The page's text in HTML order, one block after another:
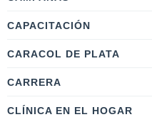
CAPACITACIÓN
CARACOL DE PLATA
CARRERA
CLÍNICA EN EL HOGAR